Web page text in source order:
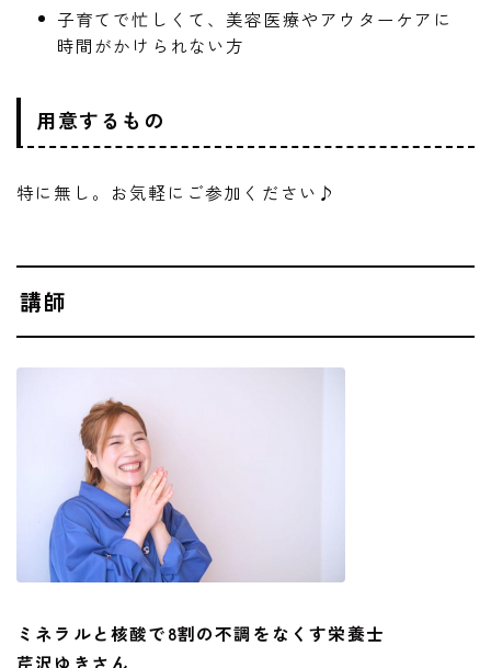
子育てで忙しくて、美容医療やアウターケアに
時間がかけられない方
用意するもの
特に無し。お気軽にご参加ください♪
講師
ミネラルと核酸で8割の不調をなくす栄養士
芹沢ゆきさん